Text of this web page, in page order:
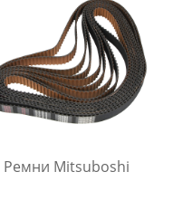
Ремни Mitsuboshi